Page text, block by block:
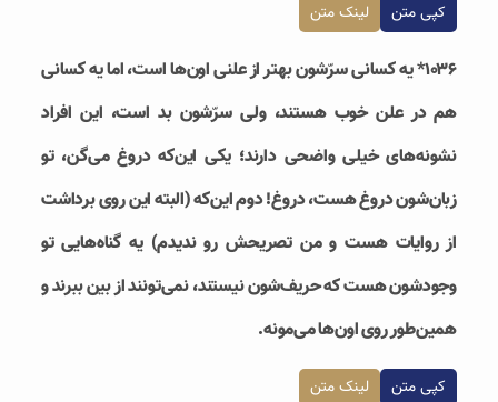
کپی متن لینک متن
۱۰۳۶* یه کسانی سرّشون بهتر از علنی اون‌ها است، اما یه کسانی
هم در علن خوب هستند، ولی سرّشون بد است، این افراد
نشونه‌های خیلی واضحی دارند؛ یکی این‌که دروغ می‌گن، تو
زبان‌شون دروغ هست، دروغ! دوم این‌که (البته این روی برداشت
از روایات هست و من تصریحش رو ندیدم) یه گناه‌هایی تو
وجودشون هست که حریف‌شون نیستند، نمی‌تونند از بین ببرند و
همین‌طور روی اون‌ها می‌مونه.
کپی متن لینک متن